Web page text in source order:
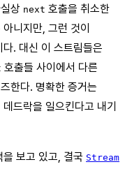
상 next 호출을 취소한
니지만, 그런 것이
. 대신 이 스트림들은
호출들 사이에서 다른
한다. 명확한 증거는
드락을 일으킨다고 내기
보고 있고, 결국 Stream